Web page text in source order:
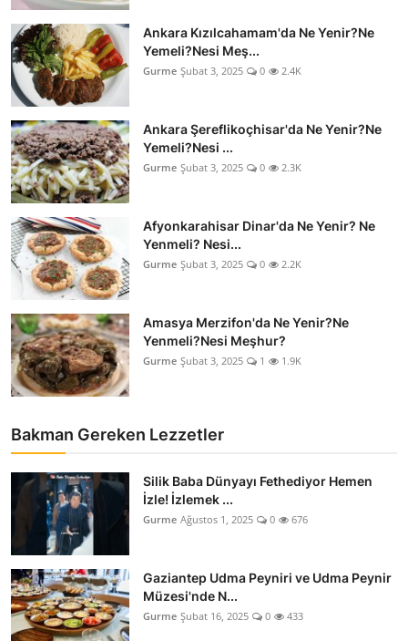
Ankara Kızılcahamam'da Ne Yenir?Ne
Yemeli?Nesi Meş...
Gurme Şubat 3, 2025 0 2.4K
Ankara Şereflikoçhisar'da Ne Yenir?Ne
Yemeli?Nesi ...
Gurme Şubat 3, 2025 0 2.3K
Afyonkarahisar Dinar'da Ne Yenir? Ne
Yenmeli? Nesi...
Gurme Şubat 3, 2025 0 2.2K
Amasya Merzifon'da Ne Yenir?Ne
Yenmeli?Nesi Meşhur?
Gurme Şubat 3, 2025 1 1.9K
Bakman Gereken Lezzetler
Silik Baba Dünyayı Fethediyor Hemen
İzle! İzlemek ...
Gurme Ağustos 1, 2025 0 676
Gaziantep Udma Peyniri ve Udma Peynir
Müzesi'nde N...
Gurme Şubat 16, 2025 0 433